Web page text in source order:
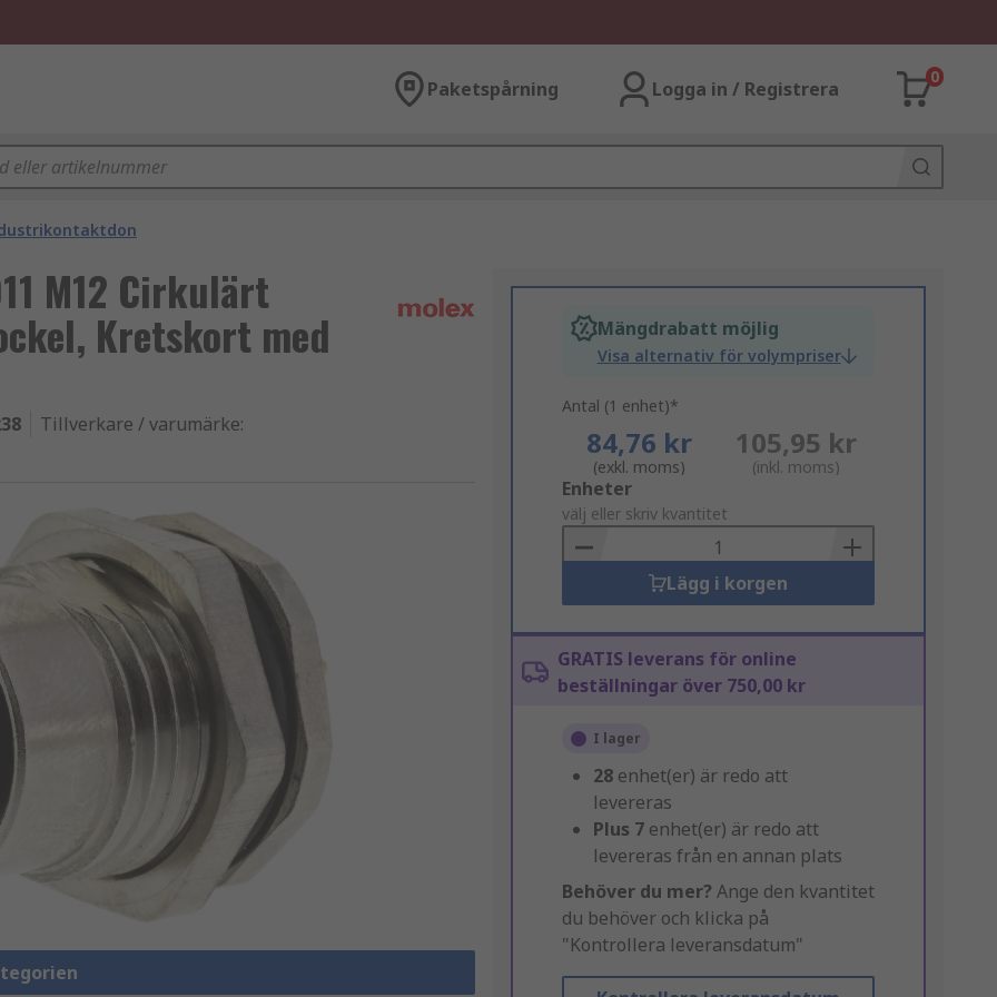
Paketspårning Logga in / Registrera
0
M12 Cirkulärt
Kretskort med
Tillverkare / varumärke:
Mängdrabatt möjlig
Visa alternativ för volympriser
Antal (1 enhet)*
84,76 kr
(exkl. moms)
105,95 kr
(inkl. moms)
Add
to
Basket
Enheter
välj eller skriv kvantitet
Lägg i korgen
GRATIS leverans för online
beställningar över 750,00 kr
I lager
28 enhet(er) är redo att
levereras
Plus 7 enhet(er) är redo att
levereras från en annan plats
Behöver du mer? Ange den kvantitet
du behöver och klicka på
"Kontrollera leveransdatum"